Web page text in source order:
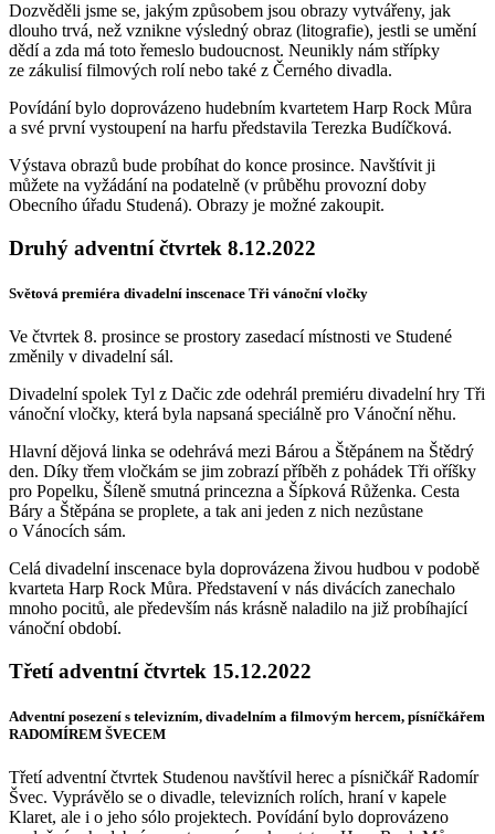
Dozvěděli jsme se, jakým způsobem jsou obrazy vytvářeny, jak
dlouho trvá, než vznikne výsledný obraz (litografie), jestli se umění
dědí a zda má toto řemeslo budoucnost. Neunikly nám střípky
ze zákulisí filmových rolí nebo také z Černého divadla.
Povídání bylo doprovázeno hudebním kvartetem Harp Rock Můra
a své první vystoupení na harfu představila Terezka Budíčková.
Výstava obrazů bude probíhat do konce prosince. Navštívit ji
můžete na vyžádání na podatelně (v průběhu provozní doby
Obecního úřadu Studená). Obrazy je možné zakoupit.
Druhý adventní čtvrtek 8.12.2022
Světová premiéra divadelní inscenace Tři vánoční vločky
Ve čtvrtek 8. prosince se prostory zasedací místnosti ve Studené
změnily v divadelní sál.
Divadelní spolek Tyl z Dačic zde odehrál premiéru divadelní hry Tři
vánoční vločky, která byla napsaná speciálně pro Vánoční něhu.
Hlavní dějová linka se odehrává mezi Bárou a Štěpánem na Štědrý
den. Díky třem vločkám se jim zobrazí příběh z pohádek Tři oříšky
pro Popelku, Šíleně smutná princezna a Šípková Růženka. Cesta
Báry a Štěpána se proplete, a tak ani jeden z nich nezůstane
o Vánocích sám.
Celá divadelní inscenace byla doprovázena živou hudbou v podobě
kvarteta Harp Rock Můra. Představení v nás divácích zanechalo
mnoho pocitů, ale především nás krásně naladilo na již probíhající
vánoční období.
Třetí adventní čtvrtek 15.12.2022
Adventní posezení s televizním, divadelním a filmovým hercem, písníčkářem
RADOMÍREM ŠVECEM
Třetí adventní čtvrtek Studenou navštívil herec a písničkář Radomír
Švec. Vyprávělo se o divadle, televizních rolích, hraní v kapele
Klaret, ale i o jeho sólo projektech. Povídání bylo doprovázeno